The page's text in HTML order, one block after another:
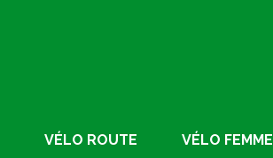
VÉLO ROUTE VÉLO FEMME